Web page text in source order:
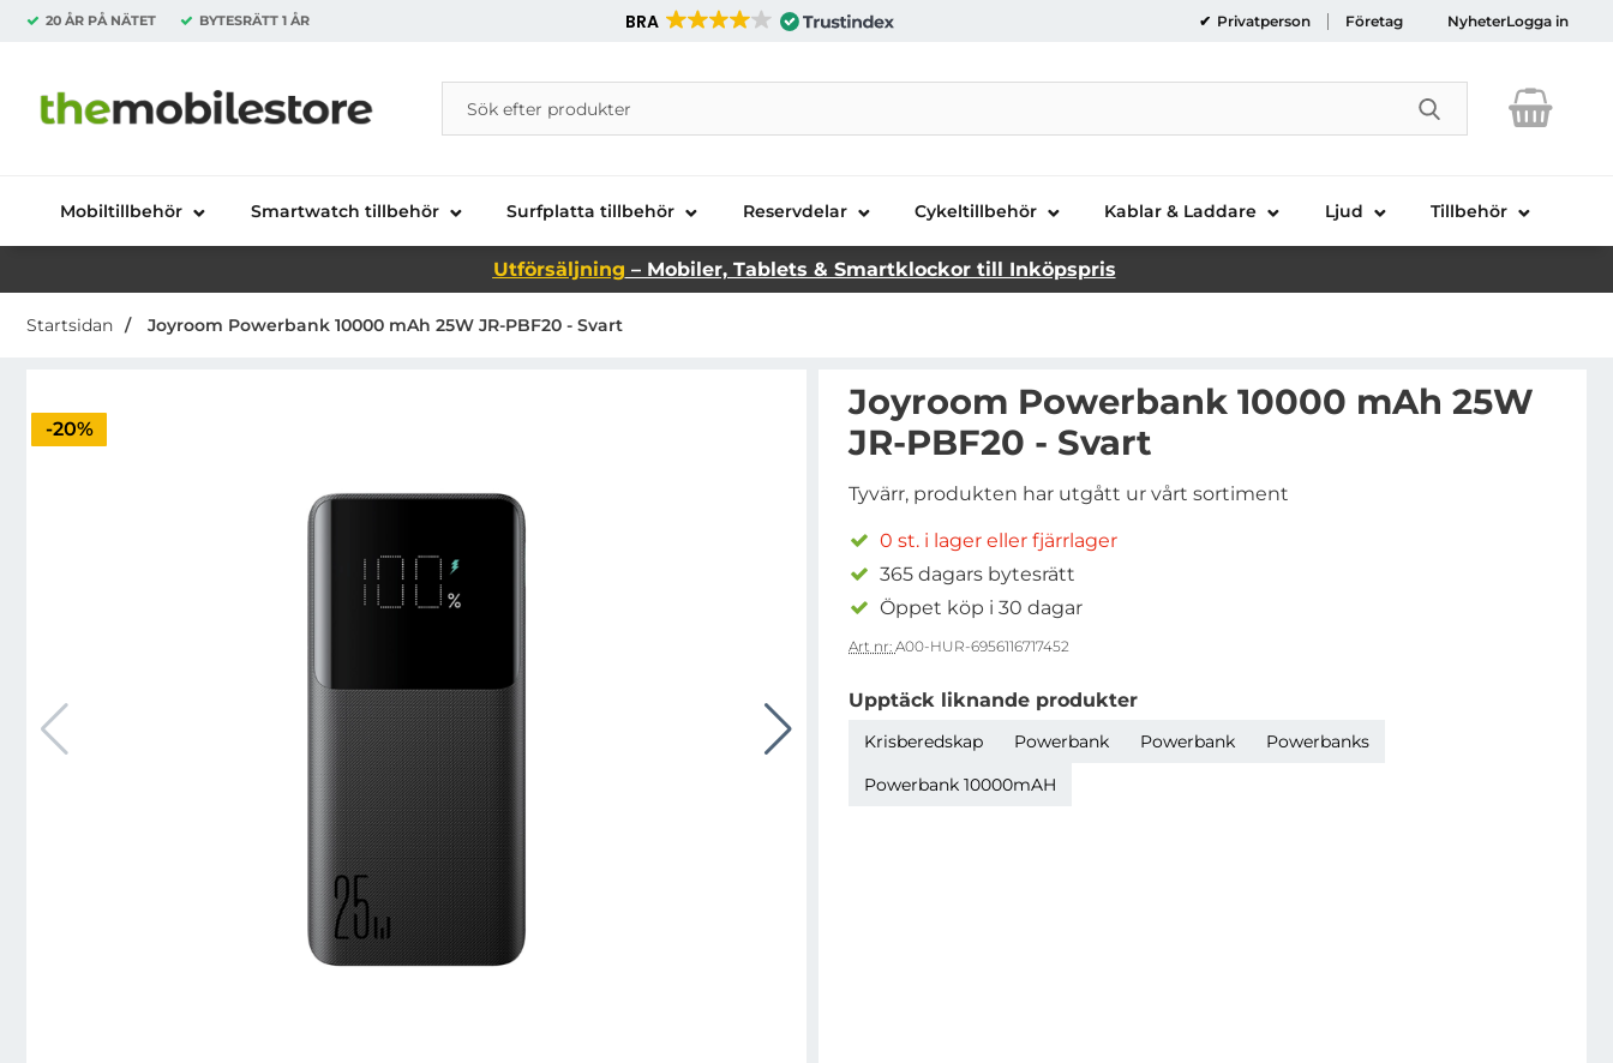
20 ÅR PÅ NÄTET BYTESRÄTT 1 ÅR BRA Privatperson Företag NyheterLogga in
Startsidan för Danira Telecom AB
Sök
Sök på Danira Telecom AB
Genomför
Mobiltillbehör Smartwatch tillbehör Surfplatta tillbehör Reservdelar Cykeltillbehör Kablar & Laddare Ljud Tillbehör
Utförsäljning – Mobiler, Tablets & Smartklockor till Inköpspris
Startsidan Joyroom Powerbank 10000 mAh 25W JR-PBF20 - Svart
Priset är nedsatt med
-20%
Joyroom Powerbank 10000 mAh 25W
JR-PBF20 - Svart
Tyvärr, produkten har utgått ur vårt sortiment
0 st. i lager eller fjärrlager
365 dagars bytesrätt
Öppet köp i 30 dagar
Art nr: A00-HUR-6956116717452
Upptäck liknande produkter
Krisberedskap Powerbank Powerbank
Powerbanks
Powerbank 10000mAH